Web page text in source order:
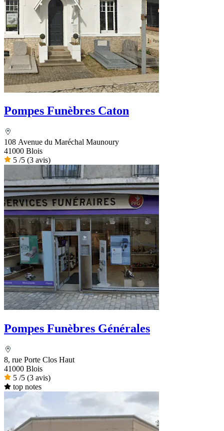
Pompes Funèbres Caton
108 Avenue du Maréchal Maunoury
41000 Blois
5 /5 (3 avis)
Pompes Funèbres Générales
8, rue Porte Clos Haut
41000 Blois
5 /5 (3 avis)
top notes